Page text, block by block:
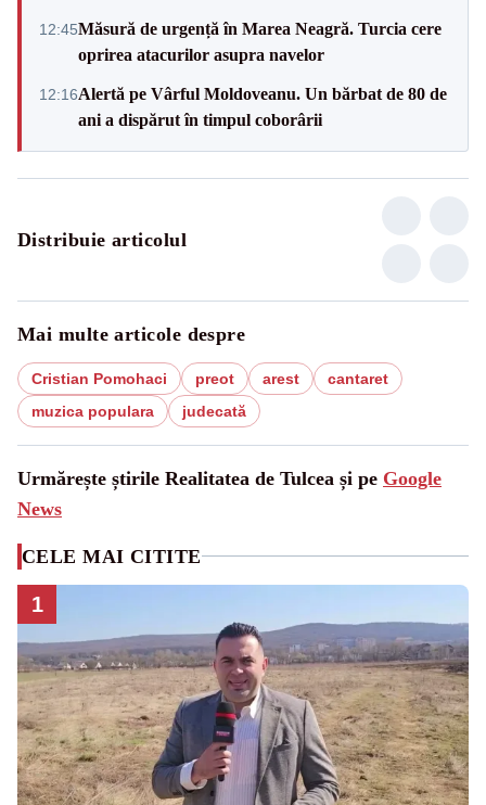
12:45Măsură de urgență în Marea Neagră. Turcia cere
oprirea atacurilor asupra navelor
12:16Alertă pe Vârful Moldoveanu. Un bărbat de 80 de
ani a dispărut în timpul coborârii
Distribuie articolul
Mai multe articole despre
Cristian Pomohaci preot arest
cantaret
muzica populara
judecată
Urmărește știrile Realitatea de Tulcea și pe Google
News
CELE MAI CITITE
1